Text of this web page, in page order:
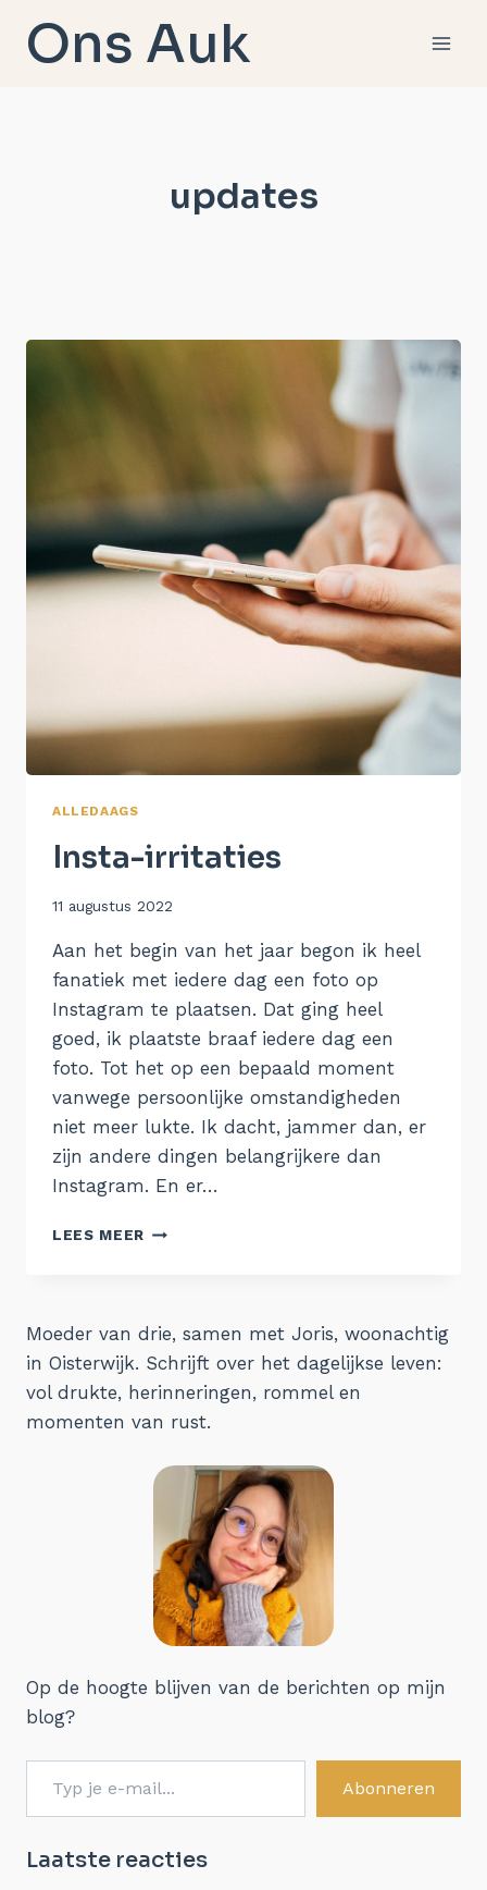
naarOns Auk
updates
ALLEDAAGS
Insta-irritaties
Door
11 augustus 2022
Aan het begin van het jaar begon ik heel
fanatiek met iedere dag een foto op
Instagram te plaatsen. Dat ging heel
goed, ik plaatste braaf iedere dag een
foto. Tot het op een bepaald moment
vanwege persoonlijke omstandigheden
niet meer lukte. Ik dacht, jammer dan, er
zijn andere dingen belangrijkere dan
Instagram. En er…
LEES MEER INSTA-
Moeder van drie, samen met Joris, woonachtig
in Oisterwijk. Schrijft over het dagelijkse leven:
vol drukte, herinneringen, rommel en
momenten van rust.
Op de hoogte blijven van de berichten op mijn
blog?
Typ je e-mail...
Abonneren
Laatste reacties